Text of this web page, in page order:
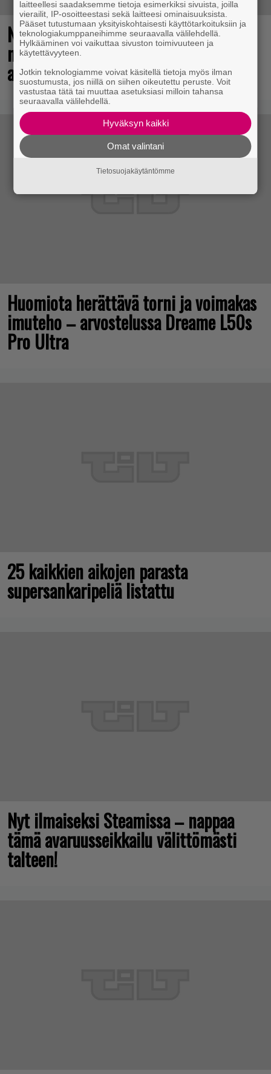
Nämä pelit voit ladata maksutta –
mukana todella kehuttu
arvostelumenestys
Huomiota herättävä torni ja voimakas
imuteho – arvostelussa Dreame L50s
Pro Ultra
25 kaikkien aikojen parasta
supersankaripeliä listattu
Nyt ilmaiseksi Steamissa – nappaa
tämä avaruusseikkailu välittömästi
talteen!
laitteellesi saadaksemme tietoja esimerkiksi sivuista, joilla
vierailit, IP-osoitteestasi sekä laitteesi ominaisuuksista.
Pääset tutustumaan yksityiskohtaisesti käyttötarkoituksiin ja
teknologiakumppaneihimme seuraavalla välilehdellä.
Hylkääminen voi vaikuttaa sivuston toimivuuteen ja
käytettävyyteen.
Jotkin teknologiamme voivat käsitellä tietoja myös ilman
suostumusta, jos niillä on siihen oikeutettu peruste. Voit
vastustaa tätä tai muuttaa asetuksiasi milloin tahansa
seuraavalla välilehdellä.
Hyväksyn kaikki
Omat valintani
Tietosuojakäytäntömme